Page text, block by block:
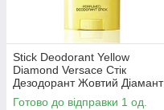
Stick Deodorant Yellow
Diamond Versace Стік
Дезодорант Жовтий Діамант
Версаче
Готово до відправки 1 од.